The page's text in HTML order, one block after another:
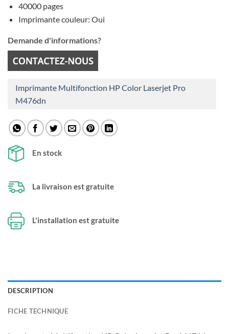
40000 pages
Imprimante couleur: Oui
Demande d'informations?
Imprimante Multifonction HP Color Laserjet Pro
M476dn
En stock
La livraison est gratuite
L'installation est gratuite
DESCRIPTION
FICHE TECHNIQUE